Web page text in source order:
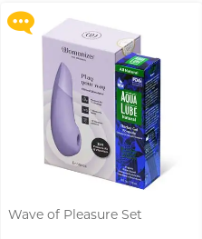
ONE ワン
Okamoto
オカモト (香港)
Okamoto オカモト
Trojan トロージャン
Olivia オリヴィア
PLAY & JOY
プレーアンドジョイ
TENGA テンガ
他の商標
潤滑用品を見る
Findom フィンドム
ROMP
Smile Makers
Womanizer
Olivia オリヴィア
TENGA テンガ
全てのパーソナルケアを見る
L Ladyshape
LELO レロ
Little Thing
Mentholatum メンソ
レータム
Monster Pub
DJ レモン（阿檸）
Wave of Pleasure Set